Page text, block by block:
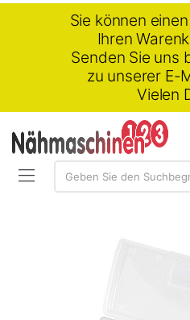
Sie können
Ihren
Senden Sie uns
zu unserer E-
Vielen
Suchen:
Geben Sie den